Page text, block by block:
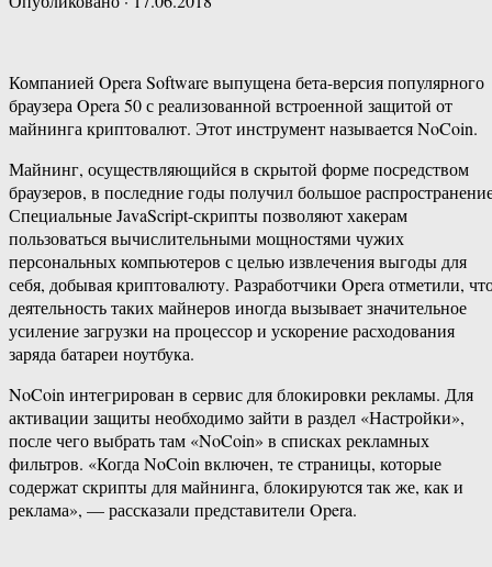
Компанией Opera Software выпущена бета-версия популярного
браузера Opera 50 с реализованной встроенной защитой от
майнинга криптовалют. Этот инструмент называется NoCoin.
Майнинг, осуществляющийся в скрытой форме посредством
браузеров, в последние годы получил большое
Специальные JavaScript-скрипты позволяют хакерам
пользоваться вычислительными мощностями чужих
персональных компьютеров с целью извлечения выгоды для
себя, добывая криптовалюту. Разработчики Opera отметили,
деятельность таких майнеров иногда вызывает значительное
усиление загрузки на процессор и ускорение расходования
заряда батареи ноутбука.
NoCoin интегрирован в сервис для блокировки рекламы. Для
активации защиты необходимо зайти в раздел «Настройки»,
после чего выбрать там «NoCoin» в списках рекламных
фильтров. «Когда NoCoin включен, те страницы, которые
содержат скрипты для майнинга, блокируются так же, как и
реклама», — рассказали представители Opera.